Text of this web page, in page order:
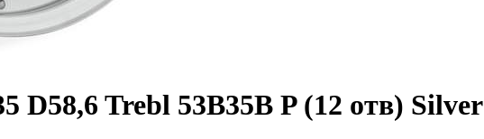
D58,6 Trebl 53B35B P (12 отв) Silver